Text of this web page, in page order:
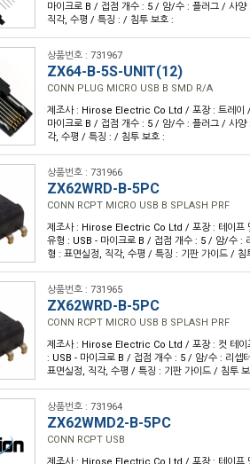
마이크로 B / 접점 개수 : 5 / 암/수 : 플러그 / 사
직각, 수평 / 특징 : / 침투 보호 :
상품번호 : 731967
ZX64-B-5S-UNIT(12)
CONN PLUG MICRO USB B SMD R/A
제조사 : Hirose Electric Co Ltd / 포장 : 트레이
마이크로 B / 접점 개수 : 5 / 암/수 : 플러그 / 사
각, 수평 / 특징 : / 침투 보호 :
상품번호 : 731966
ZX62WRD-B-5PC
CONN RCPT MICRO USB B SPLASH PRF
제조사 : Hirose Electric Co Ltd / 포장 : 테이프
유형 : USB - 마이크로 B / 접점 개수 : 5 / 암/수 :
형 : 표면실정, 직각, 수평 / 특징 : 기판 가이드 /
상품번호 : 731965
ZX62WRD-B-5PC
CONN RCPT MICRO USB B SPLASH PRF
제조사 : Hirose Electric Co Ltd / 포장 : 컷 테이
: USB - 마이크로 B / 접점 개수 : 5 / 암/수 : 리셉
표면실정, 직각, 수평 / 특징 : 기판 가이드 / 침투
상품번호 : 731964
ZX62WMD2-B-5PC
CONN RCPT USB